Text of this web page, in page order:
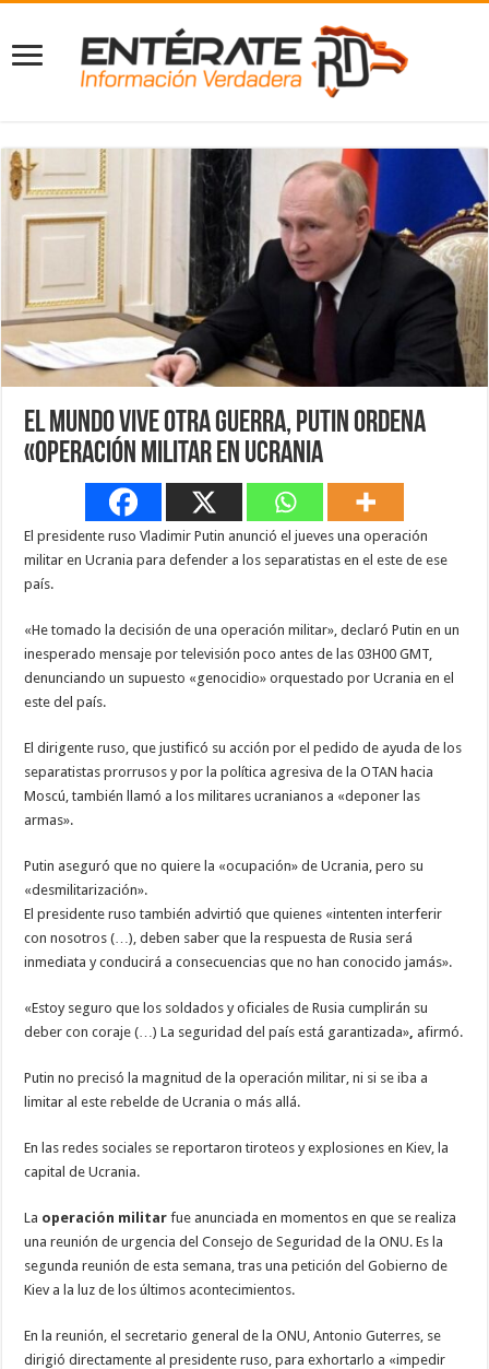
El mundo vive otra guerra, Putin ordena
«operación militar en Ucrania
El presidente ruso Vladimir Putin anunció el jueves una operación
militar en Ucrania para defender a los separatistas en el este de ese
país.
«He tomado la decisión de una operación militar», declaró Putin en un
inesperado mensaje por televisión poco antes de las 03H00 GMT,
denunciando un supuesto «genocidio» orquestado por Ucrania en el
este del país.
El dirigente ruso, que justificó su acción por el pedido de ayuda de los
separatistas prorrusos y por la política agresiva de la OTAN hacia
Moscú, también llamó a los militares ucranianos a «deponer las
armas».
Putin aseguró que no quiere la «ocupación» de Ucrania, pero su
«desmilitarización».
El presidente ruso también advirtió que quienes «intenten interferir
con nosotros (…), deben saber que la respuesta de Rusia será
inmediata y conducirá a consecuencias que no han conocido jamás».
«Estoy seguro que los soldados y oficiales de Rusia cumplirán su
deber con coraje (…) La seguridad del país está garantizada», afirmó.
Putin no precisó la magnitud de la operación militar, ni si se iba a
limitar al este rebelde de Ucrania o más allá.
En las redes sociales se reportaron tiroteos y explosiones en Kiev, la
capital de Ucrania.
La operación militar fue anunciada en momentos en que se realiza
una reunión de urgencia del Consejo de Seguridad de la ONU. Es la
segunda reunión de esta semana, tras una petición del Gobierno de
Kiev a la luz de los últimos acontecimientos.
En la reunión, el secretario general de la ONU, Antonio Guterres, se
dirigió directamente al presidente ruso, para exhortarlo a «impedir